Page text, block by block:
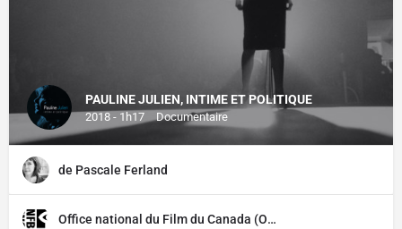
PAULINE JULIEN, INTIME ET POLITIQUE
2018 - 1h17 Documentaire
de Pascale Ferland
Office national du Film du Canada (ONF)